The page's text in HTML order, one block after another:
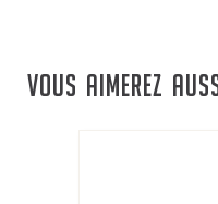
VOUS AIMEREZ